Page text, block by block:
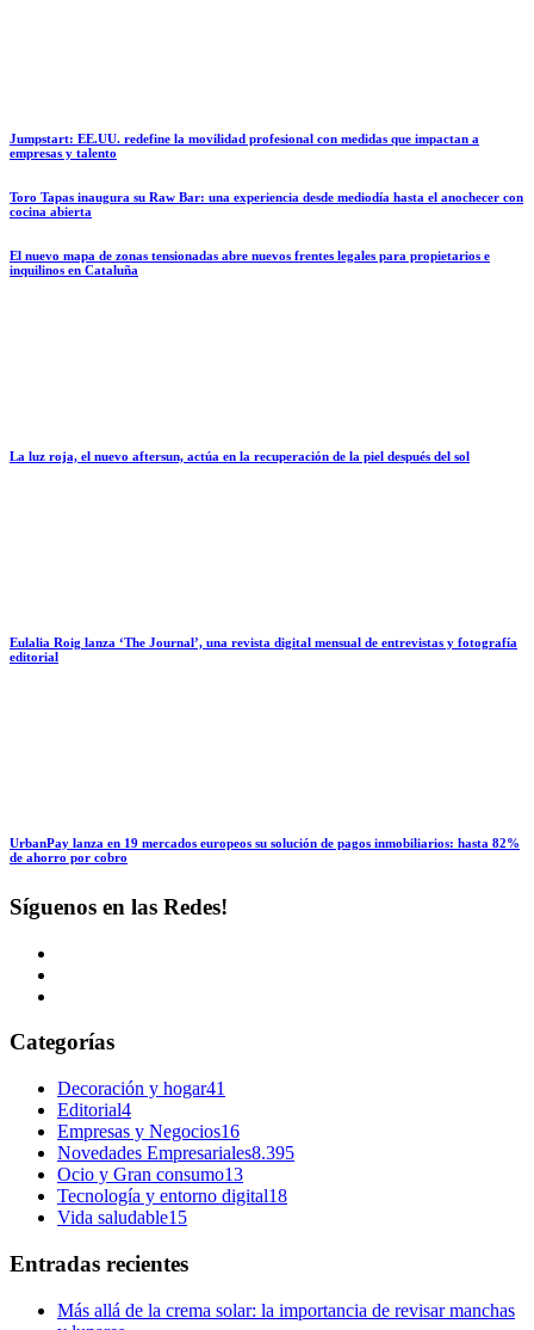
Jumpstart: EE.UU. redefine la movilidad profesional con medidas que impactan a
empresas y talento
Toro Tapas inaugura su Raw Bar: una experiencia desde mediodía hasta el anochecer con
cocina abierta
El nuevo mapa de zonas tensionadas abre nuevos frentes legales para propietarios e
inquilinos en Cataluña
La luz roja, el nuevo aftersun, actúa en la recuperación de la piel después del sol
Eulalia Roig lanza ‘The Journal’, una revista digital mensual de entrevistas y fotografía
editorial
UrbanPay lanza en 19 mercados europeos su solución de pagos inmobiliarios: hasta 82%
de ahorro por cobro
Síguenos en las Redes!
Categorías
Decoración y hogar41
Editorial4
Empresas y Negocios16
Novedades Empresariales8.395
Ocio y Gran consumo13
Tecnología y entorno digital18
Vida saludable15
Entradas recientes
Más allá de la crema solar: la importancia de revisar manchas